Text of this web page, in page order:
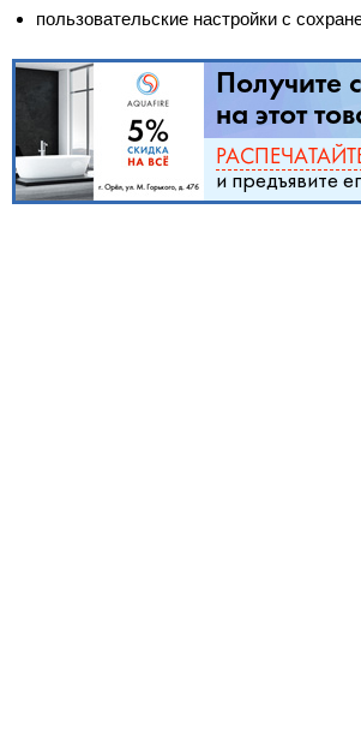
пользовательские настройки с
Получите
на этот
и предъявите